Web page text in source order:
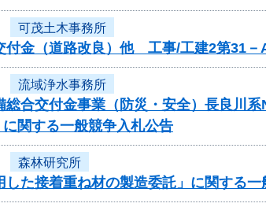
可茂土木事務所
金（道路改良）他 工事/工建2第31－
流域浄水事務所
合交付金事業（防災・安全）長良川系
に関する一般競争入札公告
森林研究所
した接着重ね材の製造委託」に関する